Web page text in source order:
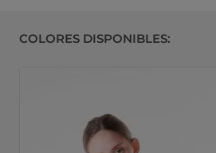
COLORES DISPONIBLES: